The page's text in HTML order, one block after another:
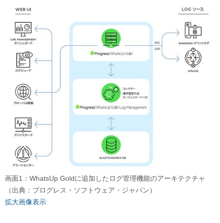
画面1：WhatsUp Goldに追加したログ管理機能のアーキテクチャ
（出典：プログレス・ソフトウェア・ジャパン）
拡大画像表示